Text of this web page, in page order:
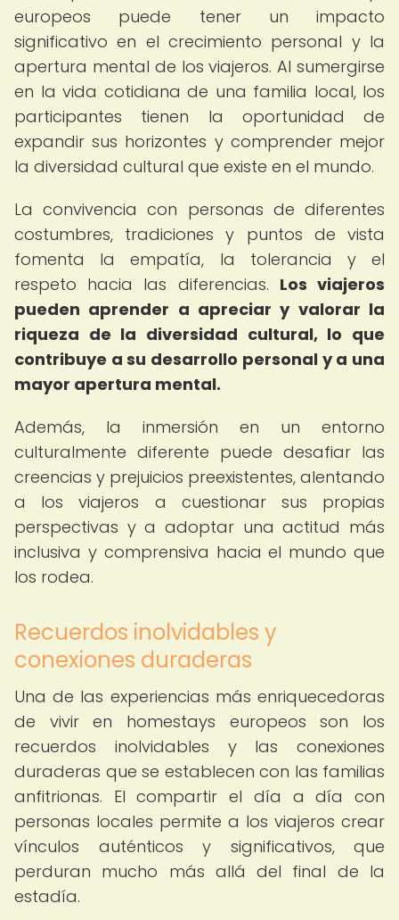
europeos puede tener un impacto
significativo en el crecimiento personal y la
apertura mental de los viajeros. Al sumergirse
en la vida cotidiana de una familia local, los
participantes tienen la oportunidad de
expandir sus horizontes y comprender mejor
la diversidad cultural que existe en el mundo.
La convivencia con personas de diferentes
costumbres, tradiciones y puntos de vista
fomenta la empatía, la tolerancia y el
respeto hacia las diferencias. Los viajeros
pueden aprender a apreciar y valorar la
riqueza de la diversidad cultural, lo que
contribuye a su desarrollo personal y a una
mayor apertura mental.
Además, la inmersión en un entorno
culturalmente diferente puede desafiar las
creencias y prejuicios preexistentes, alentando
a los viajeros a cuestionar sus propias
perspectivas y a adoptar una actitud más
inclusiva y comprensiva hacia el mundo que
los rodea.
Recuerdos inolvidables y
conexiones duraderas
Una de las experiencias más enriquecedoras
de vivir en homestays europeos son los
recuerdos inolvidables y las conexiones
duraderas que se establecen con las familias
anfitrionas. El compartir el día a día con
personas locales permite a los viajeros crear
vínculos auténticos y significativos, que
perduran mucho más allá del final de la
estadía.